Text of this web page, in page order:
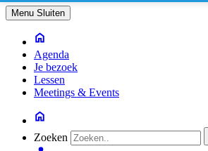
Menu Sluiten
Agenda
Je bezoek
Lessen
Meetings & Events
Zoeken